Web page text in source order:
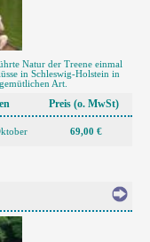
Natur der Treene einmal
in Schleswig-Holstein in
Art.
Preis (o. MwSt)
69,00 €